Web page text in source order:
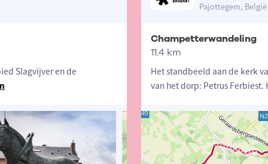
Slagvijver en de
Pajottegem, België
Champetterwandeling
11.4 km
Het standbeeld aan de kerk
van het dorp: Petrus Ferbiest.